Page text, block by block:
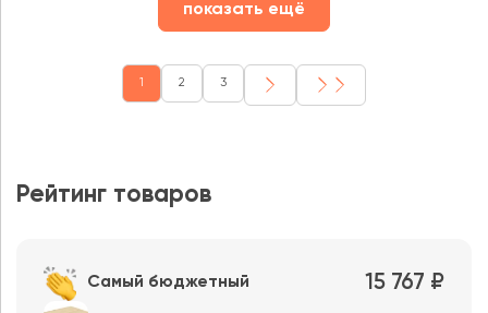
показать ещё
1 2 3
Рейтинг товаров
Самый бюджетный 15 767 ₽